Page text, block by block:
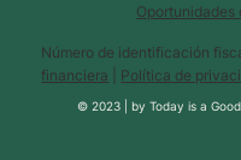
Oportunidades
Número de identificación
financiera
Política de
© 2023 |byToday is a